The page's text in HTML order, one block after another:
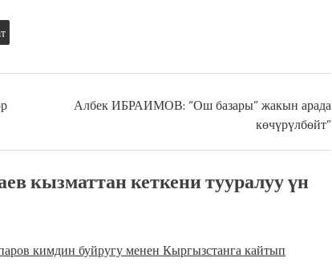
Албек ИБРАИМОВ: “Ош базары” жакын арада
көчүрүлбөйт”
кызматтан кеткени тууралуу үн
кимдин буйругу менен Кыргызстанга кайтып